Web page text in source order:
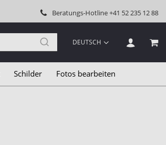
Beratungs-Hotline+41 52 235 12 88
SPRACHE
DEUTSCH
Schilder Fotos bearbeiten